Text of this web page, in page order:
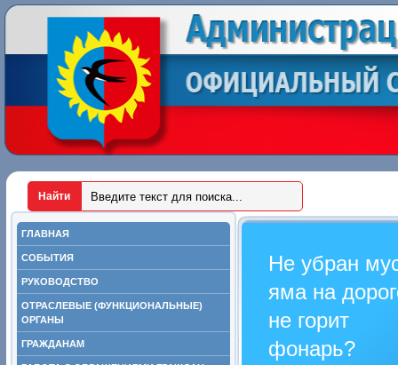
ГЛАВНАЯ
СОБЫТИЯ
РУКОВОДСТВО
ОТРАСЛЕВЫЕ (ФУНКЦИОНАЛЬНЫЕ)
ОРГАНЫ
ГРАЖДАНАМ
Не убран
яма на
не горит
фонарь?